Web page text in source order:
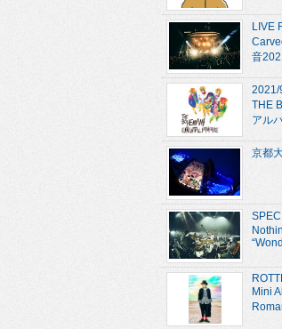
LIVE
音
2021/
THE
アル
京都
Mini